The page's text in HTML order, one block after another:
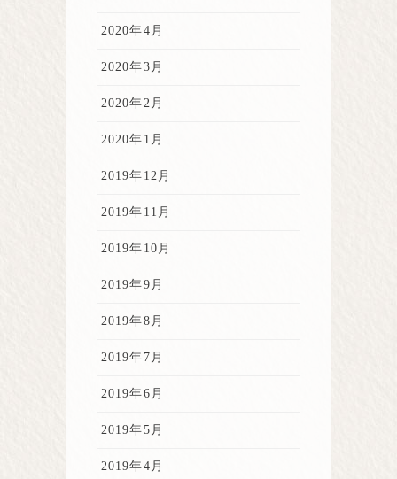
2020年4月
2020年3月
2020年2月
2020年1月
2019年12月
2019年11月
2019年10月
2019年9月
2019年8月
2019年7月
2019年6月
2019年5月
2019年4月